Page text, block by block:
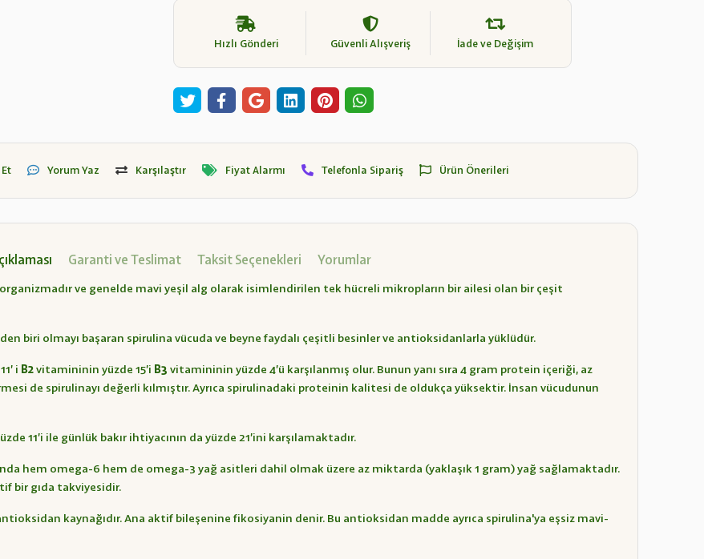
Hızlı Gönderi Güvenli Alışveriş İade ve Değişim
Yorum Yaz Karşılaştır Fiyat Alarmı Telefonla Sipariş Ürün Önerileri
Garanti ve Teslimat Taksit Seçenekleri Yorumlar
ve genelde mavi yeşil alg olarak isimlendirilen tek hücreli mikropların bir ailesi olan bir çeşit
biri olmayı başaran spirulina vücuda ve beyne faydalı çeşitli besinler ve antioksidanlarla yüklüdür.
i B2vitamininin yüzde 15’i B3 vitamininin yüzde 4’ü karşılanmış olur. Bunun yanı sıra 4 gram protein içeriği, az
de spirulinayı değerli kılmıştır. Ayrıca spirulinadaki proteinin kalitesi de oldukça yüksektir. İnsan vücudunun
11’i ile günlük bakır ihtiyacının da yüzde 21’ini karşılamaktadır.
hem omega-6 hem de omega-3 yağ asitleri dahil olmak üzere az miktarda (yaklaşık 1 gram) yağ sağlamaktadır.
bir gıda takviyesidir.
kaynağıdır. Ana aktif bileşenine fikosiyanin denir. Bu antioksidan madde ayrıca spirulina'ya eşsiz mavi-